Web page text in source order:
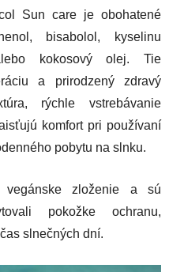
Sun care je obohatené
bisabolol, kyselinu
kokosový olej. Tie
a prirodzený zdravý
rýchle vstrebávanie
komfort pri používaní
pobytu na slnku.
zloženie a sú
pokožke ochranu,
slnečných dní.